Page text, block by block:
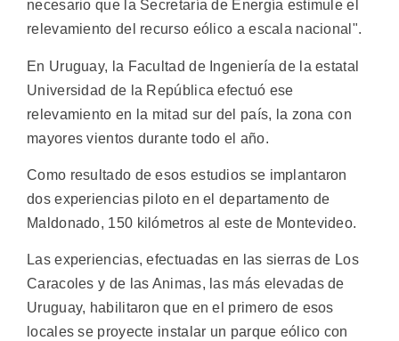
necesario que la Secretaría de Energía estimule el
relevamiento del recurso eólico a escala nacional".
En Uruguay, la Facultad de Ingeniería de la estatal
Universidad de la República efectuó ese
relevamiento en la mitad sur del país, la zona con
mayores vientos durante todo el año.
Como resultado de esos estudios se implantaron
dos experiencias piloto en el departamento de
Maldonado, 150 kilómetros al este de Montevideo.
Las experiencias, efectuadas en las sierras de Los
Caracoles y de las Animas, las más elevadas de
Uruguay, habilitaron que en el primero de esos
locales se proyecte instalar un parque eólico con